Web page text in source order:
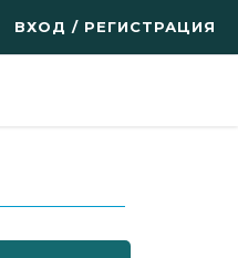
ВХОД / РЕГИСТРАЦИЯ